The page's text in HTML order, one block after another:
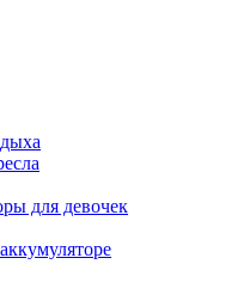
для девочек